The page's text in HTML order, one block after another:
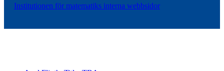
Institutionen för matematiks interna webbsidor